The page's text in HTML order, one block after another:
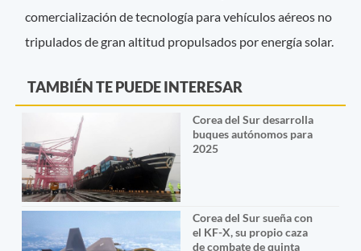
comercialización de tecnología para vehículos aéreos no
tripulados de gran altitud propulsados ​​por energía solar.
TAMBIÉN TE PUEDE INTERESAR
Corea del Sur desarrolla
buques autónomos para
2025
Corea del Sur sueña con
el KF-X, su propio caza
de combate de quinta